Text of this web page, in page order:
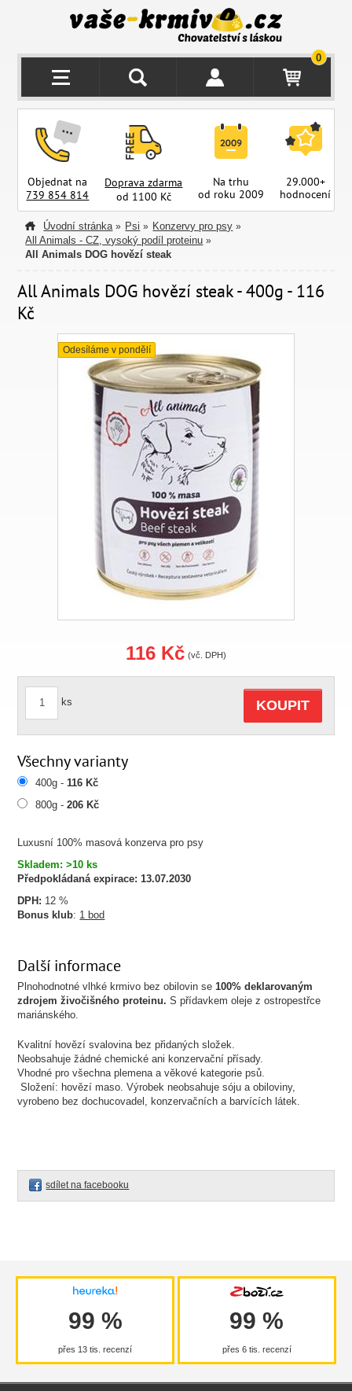
0
Objednat na
739 854 814
Doprava zdarma
od 1100 Kč
Na trhu
od roku 2009
29.000+
hodnocení
Úvodní stránka » Psi » Konzervy pro psy »
All Animals - CZ, vysoký podíl proteinu »
All Animals DOG hovězí steak
All Animals DOG hovězí steak - 400g - 116
Kč
Odesíláme v pondělí
Luxusní 100% masová konzerva pro psy
Skladem: >10 ks
Předpokládaná expirace: 13.07.2030
DPH: 12 %
Bonus klub: 1 bod
116 Kč (vč. DPH)
ks KOUPIT
Všechny varianty
400g -116 Kč
800g -206 Kč
Další informace
Plnohodnotné vlhké krmivo bez obilovin se100% deklarovaným
zdrojem živočišného proteinu.S přídavkem oleje z ostropestřce
mariánského.
Kvalitní hovězí svalovina bez přidaných složek.
Neobsahuje žádné chemické ani konzervační přísady.
Vhodné pro všechna plemena a věkové kategorie psů.
Složení: hovězí maso. Výrobek neobsahuje sóju a obiloviny,
vyrobeno bez dochucovadel, konzervačních a barvících látek.
sdílet na facebooku
99 %
přes 13 tis. recenzí
99 %
přes 6 tis. recenzí